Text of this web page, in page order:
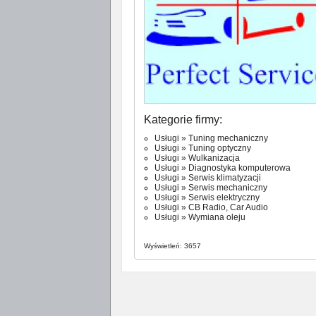
Kategorie firmy:
Usługi »Tuning mechaniczny
Usługi »Tuning optyczny
Usługi »Wulkanizacja
Usługi » Diagnostyka komputerowa
Usługi »Serwis klimatyzacji
Usługi »Serwis mechaniczny
Usługi »Serwis elektryczny
Usługi »CB Radio, Car Audio
Usługi »Wymiana oleju
Wyświetleń: 3657